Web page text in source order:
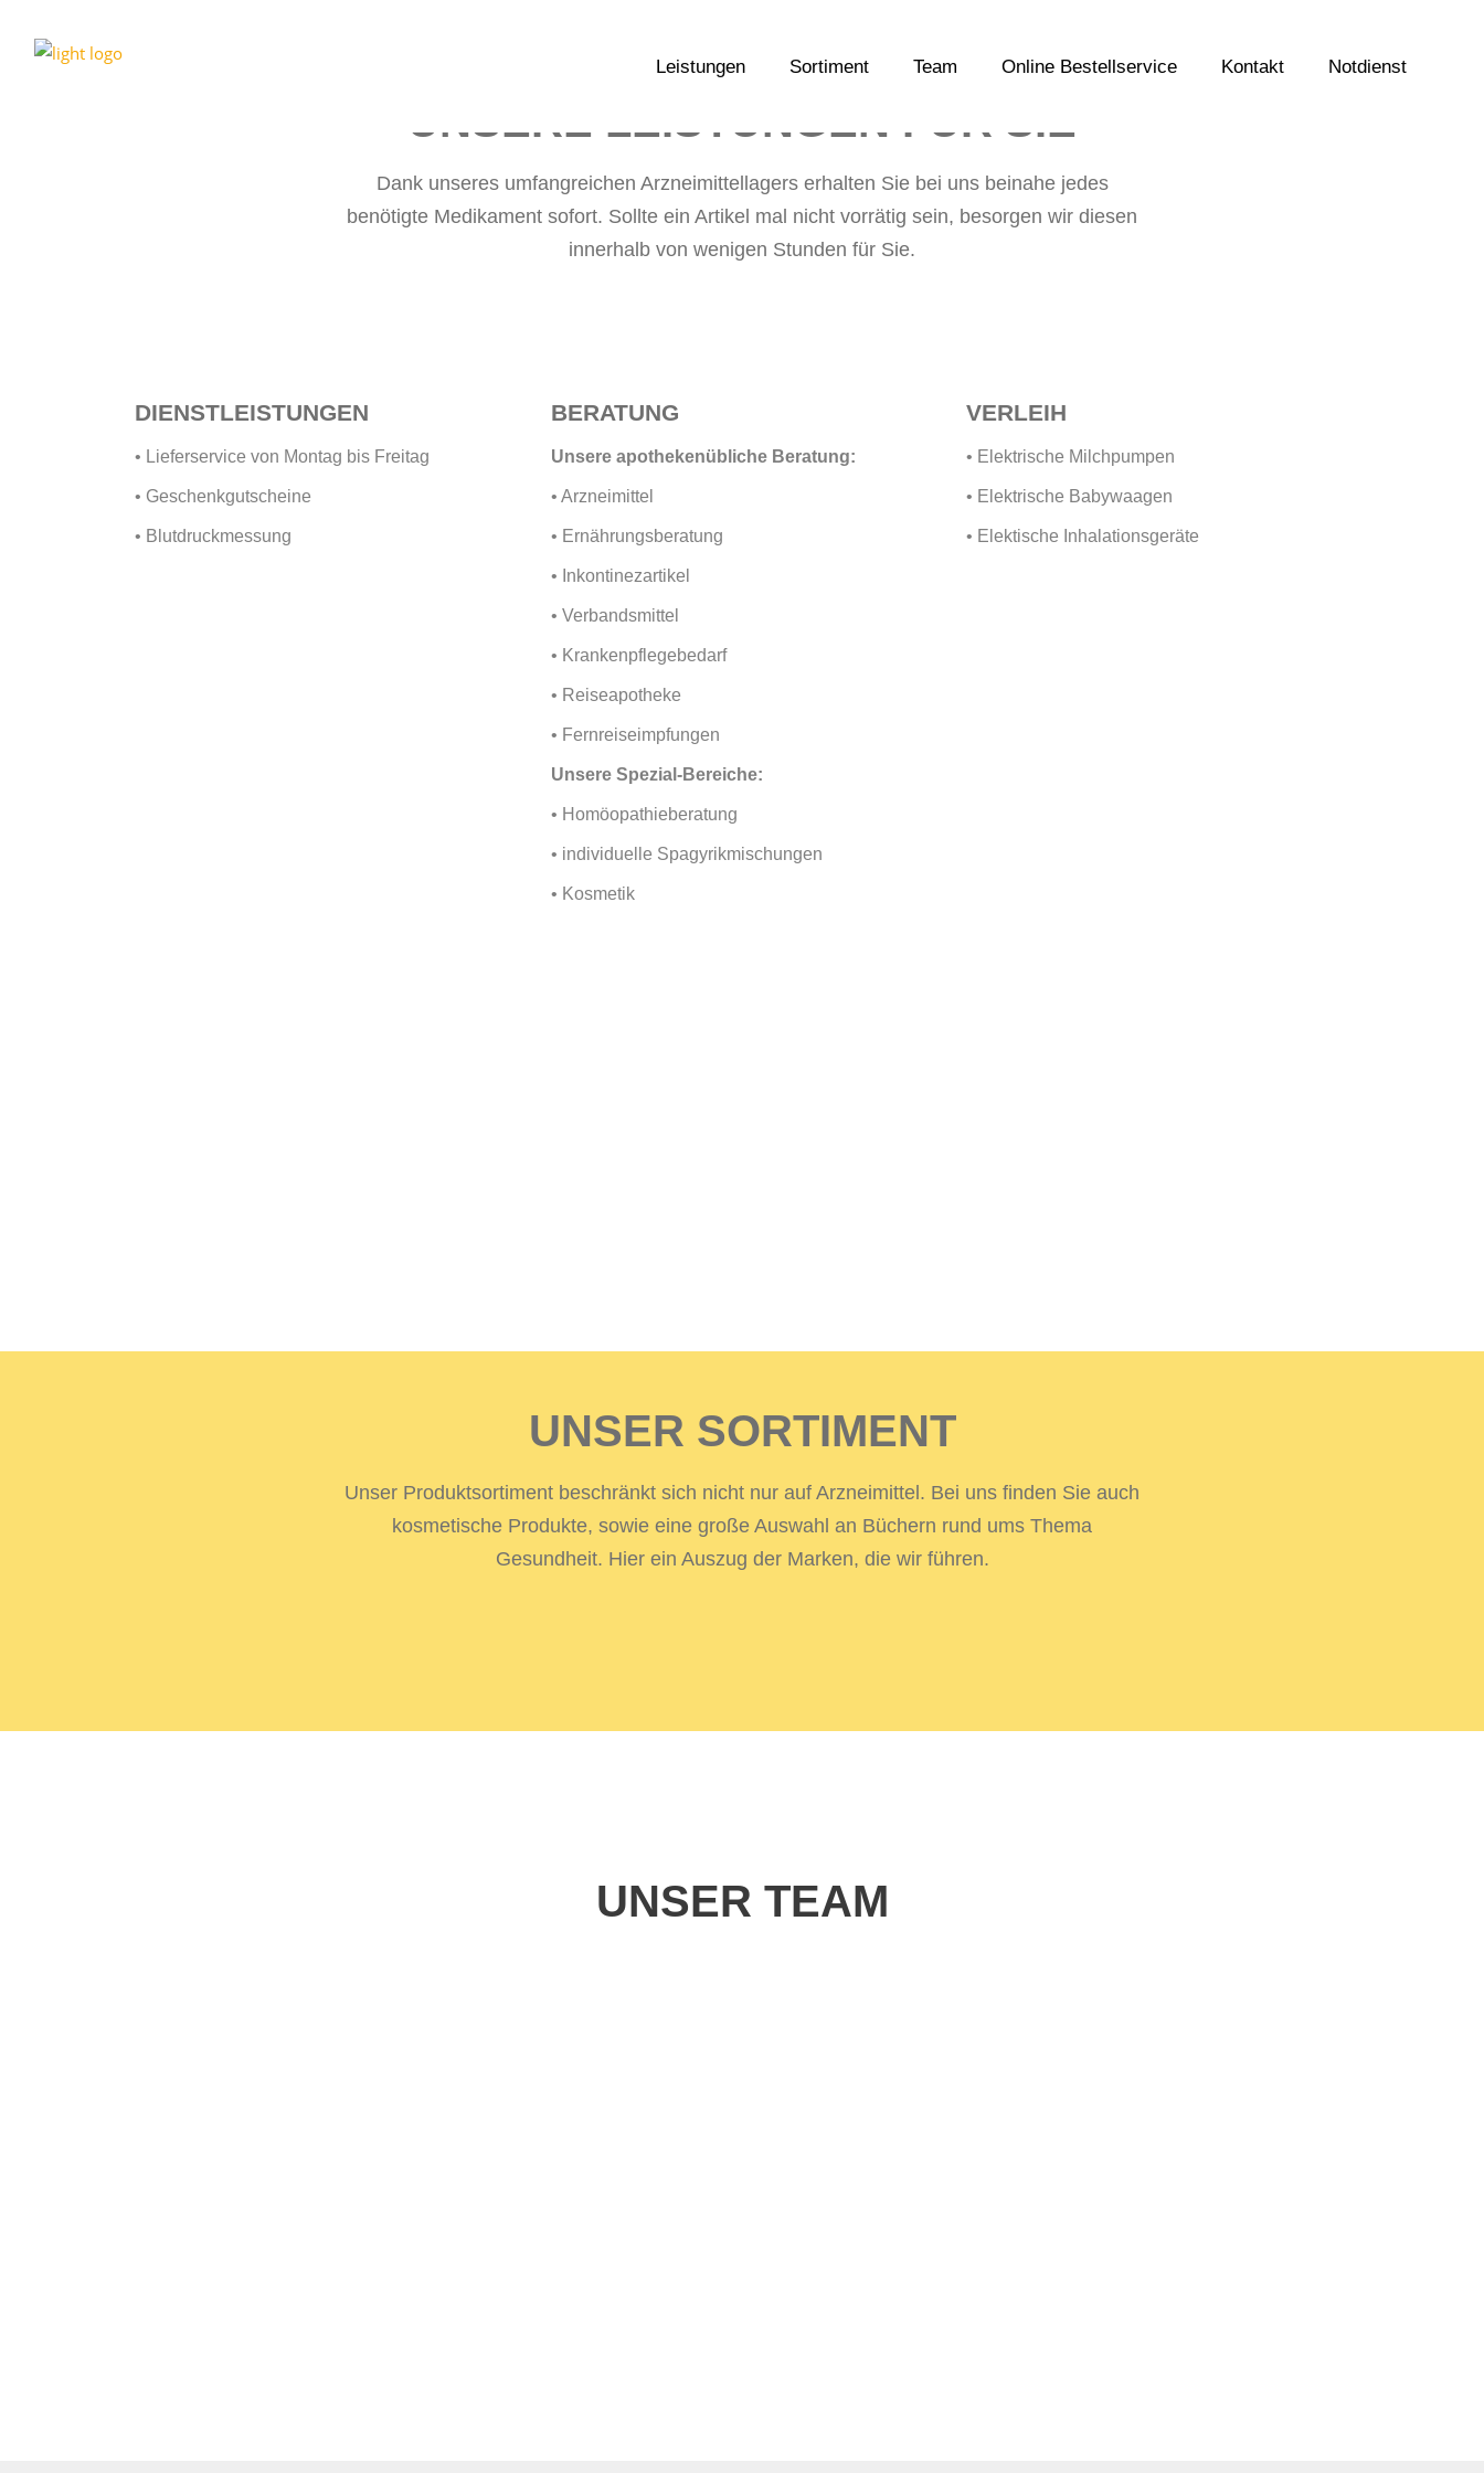
Leistungen Sortiment Team Online Bestellservice Kontakt Notdienst
UNSERE LEISTUNGEN FÜR SIE
Dank unseres umfangreichen Arzneimittellagers erhalten Sie bei uns beinahe jedes
benötigte Medikament sofort. Sollte ein Artikel mal nicht vorrätig sein, besorgen wir diesen
innerhalb von wenigen Stunden für Sie.
DIENSTLEISTUNGEN
• Lieferservice von Montag bis Freitag
• Geschenkgutscheine
• Blutdruckmessung
BERATUNG
Unsere apothekenübliche Beratung:
• Arzneimittel
• Ernährungsberatung
• Inkontinezartikel
• Verbandsmittel
• Krankenpflegebedarf
• Reiseapotheke
• Fernreiseimpfungen
Unsere Spezial-Bereiche:
• Homöopathieberatung
• individuelle Spagyrikmischungen
• Kosmetik
VERLEIH
• Elektrische Milchpumpen
• Elektrische Babywaagen
• Elektische Inhalationsgeräte
UNSER SORTIMENT
Unser Produktsortiment beschränkt sich nicht nur auf Arzneimittel. Bei uns finden Sie auch
kosmetische Produkte, sowie eine große Auswahl an Büchern rund ums Thema
Gesundheit. Hier ein Auszug der Marken, die wir führen.
UNSER TEAM